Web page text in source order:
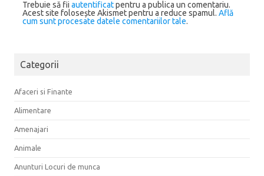
Trebuie să fii autentificatpentru a publica un comentariu.
Acest site folosește Akismet pentru a reduce spamul. Află
cum sunt procesate datele comentariilor tale.
Categorii
Afaceri si Finante
Alimentare
Amenajari
Animale
Anunturi Locuri de munca